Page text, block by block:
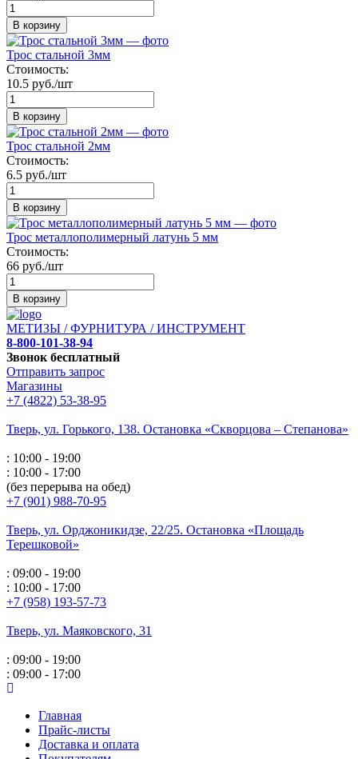
В корзину
Трос стальной 3мм
Стоимость:
10.5 руб./шт
В корзину
Трос стальной 2мм
Стоимость:
6.5 руб./шт
В корзину
Трос металлополимерный латунь 5 мм
Стоимость:
66 руб./шт
В корзину
МЕТИЗЫ / ФУРНИТУРА / ИНСТРУМЕНТ
8-800-101-38-94
Звонок бесплатный
Отправить запрос
Магазины
+7 (4822) 53-38-95
Тверь, ул. Горького, 138. Остановка «Скворцова – Степанова»
: 10:00 - 19:00
: 10:00 - 17:00
(без перерыва на обед)
+7 (901) 988-70-95
Тверь, ул. Орджоникидзе, 22/25. Остановка «Площадь
Терешковой»
: 09:00 - 19:00
: 10:00 - 17:00
+7 (958) 193-57-73
Тверь, ул. Маяковского, 31
: 09:00 - 19:00
: 09:00 - 17:00
Главная
Прайс-листы
Доставка и оплата